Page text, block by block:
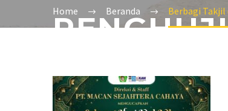
Home Beranda Berbagi Takjil